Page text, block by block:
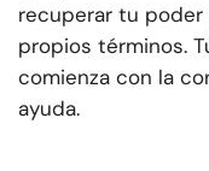
recuperar tu poder
propios términos.
comienza con la
ayuda.